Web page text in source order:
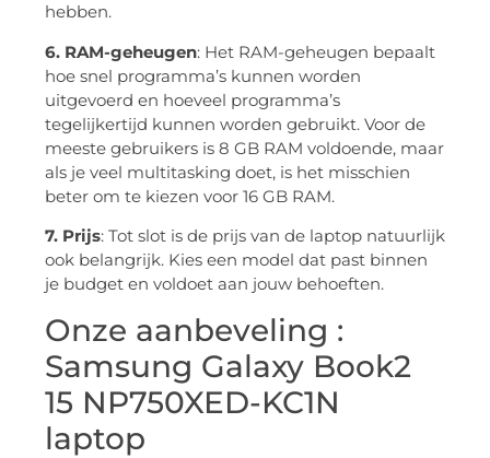
hebben.
6. RAM-geheugen: Het RAM-geheugen bepaalt
hoe snel programma’s kunnen worden
uitgevoerd en hoeveel programma’s
tegelijkertijd kunnen worden gebruikt. Voor de
meeste gebruikers is 8 GB RAM voldoende, maar
als je veel multitasking doet, is het misschien
beter om te kiezen voor 16 GB RAM.
7. Prijs: Tot slot is de prijs van de laptop natuurlijk
ook belangrijk. Kies een model dat past binnen
je budget en voldoet aan jouw behoeften.
Onze aanbeveling :
Samsung Galaxy Book2
15 NP750XED-KC1N
laptop